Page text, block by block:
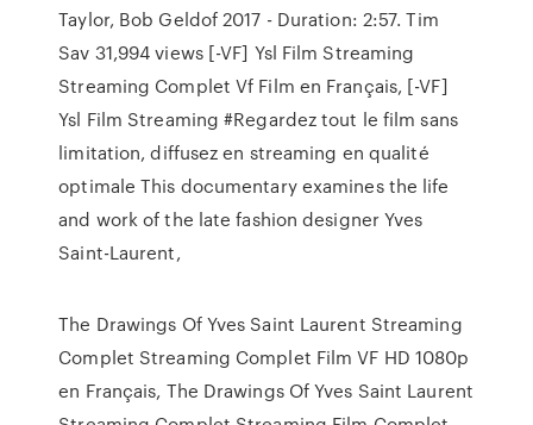
Taylor, Bob Geldof 2017 - Duration: 2:57. Tim
Sav 31,994 views [-VF] Ysl Film Streaming
Streaming Complet Vf Film en Français, [-VF]
Ysl Film Streaming #Regardez tout le film sans
limitation, diffusez en streaming en qualité
optimale This documentary examines the life
and work of the late fashion designer Yves
Saint-Laurent,
The Drawings Of Yves Saint Laurent Streaming
Complet Streaming Complet Film VF HD 1080p
en Français, The Drawings Of Yves Saint Laurent